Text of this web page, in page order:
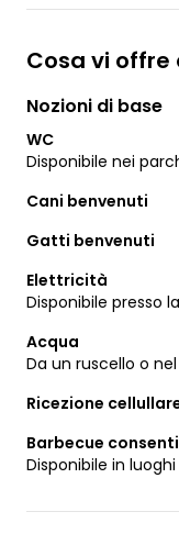
Cosa vi
Nozioni di base
WC
Disponibile nei
Cani benvenuti
Gatti benvenuti
Elettricità
Disponibile presso
Acqua
Da un ruscello o
Ricezione
Barbecue
Disponibile in